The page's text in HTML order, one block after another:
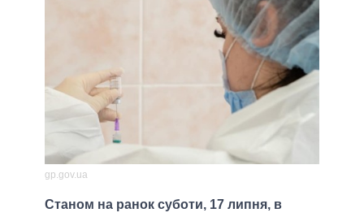
gp.gov.ua
Станом на ранок суботи, 17 липня, в